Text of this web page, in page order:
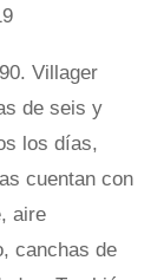
Villager
de seis y
los días,
cuentan con
aire
canchas de